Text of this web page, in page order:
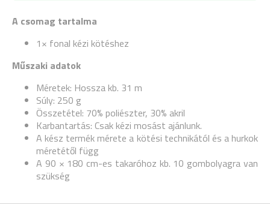
A csomag tartalma
1× fonal kézi kötéshez
Műszaki adatok
Méretek: Hossza kb. 31 m
Súly: 250 g
Összetétel: 70% poliészter, 30% akril
Karbantartás: Csak kézi mosást ajánlunk.
A kész termék mérete a kötési technikától és a hurkok
méretétől függ
A 90 × 180 cm-es takaróhoz kb. 10 gombolyagra van
szükség